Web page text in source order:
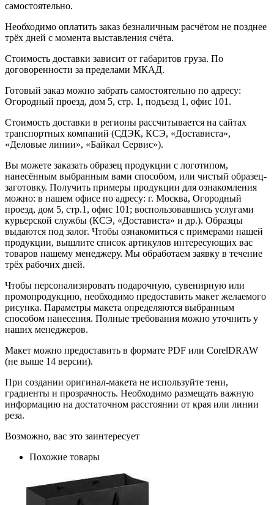
самостоятельно.
Необходимо оплатить заказ безналичным расчётом не позднее
трёх дней с момента выставления счёта.
Стоимость доставки зависит от габаритов груза. По
договоренности за пределами МКАД.
Готовый заказ можно забрать самостоятельно по адресу:
Огородный проезд, дом 5, стр. 1, подъезд 1, офис 101.
Стоимость доставки в регионы рассчитывается на сайтах
транспортных компаний (СДЭК, КСЭ, «Достависта»,
«Деловые линии», «Байкал Сервис»).
Вы можете заказать образец продукции с логотипом,
нанесённым выбранным вами способом, или чистый образец-
заготовку. Получить примеры продукции для ознакомления
можно: в нашем офисе по адресу: г. Москва, Огородный
проезд, дом 5, стр.1, офис 101; воспользовавшись услугами
курьерской службы (КСЭ, «Достависта» и др.). Образцы
выдаются под залог. Чтобы ознакомиться с примерами нашей
продукции, вышлите список артикулов интересующих вас
товаров нашему менеджеру. Мы обработаем заявку в течение
трёх рабочих дней.
Чтобы персонализировать подарочную, сувенирную или
промопродукцию, необходимо предоставить макет желаемого
рисунка. Параметры макета определяются выбранным
способом нанесения. Полные требования можно уточнить у
наших менеджеров.
Макет можно предоставить в формате PDF или CorelDRAW
(не выше 14 версии).
При создании оригинал-макета не используйте тени,
градиенты и прозрачность. Необходимо размещать важную
информацию на достаточном расстоянии от края или линии
реза.
Возможно, вас это заинтересует
Похожие товары